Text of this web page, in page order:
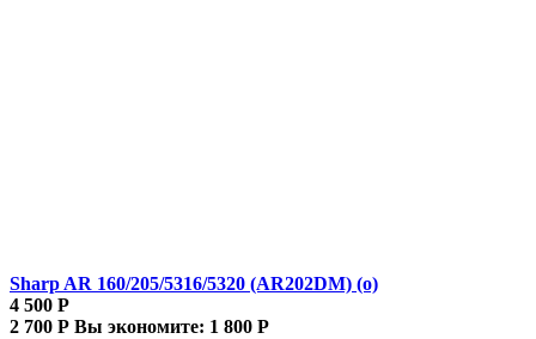
Sharp AR 160/205/5316/5320 (AR202DM) (о)
4 500 Р
2 700 Р Вы экономите: 1 800 Р